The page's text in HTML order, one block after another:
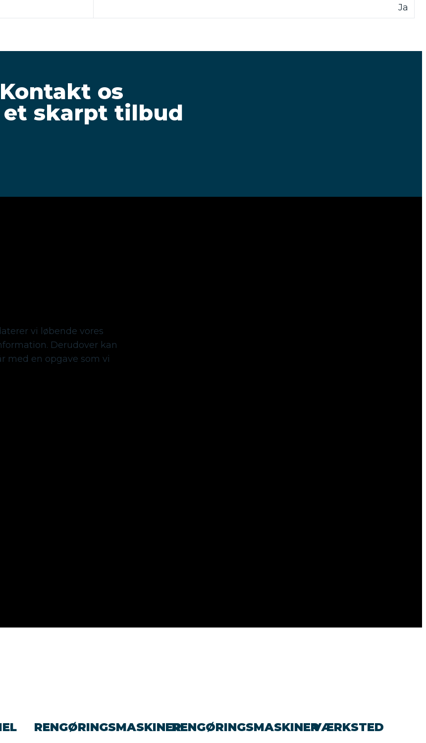
Ja
Kontakt os
et skarpt tilbud
vi løbende vores
Derudover kan
med en opgave som vi
RENGØRINGSMASKINERRENGØRINGSMASKINERVÆRKSTED